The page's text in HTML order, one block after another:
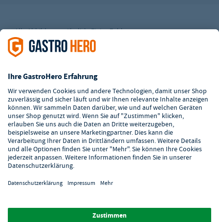
Alle Abbildungen ähnlich. Einige Zahlungsarten
könnenZusatzkostenverursachen.
² Unverbindl. Preisempfehlung des Herstellers
i.H.v. 7,90€ (zzgl. Mwst.)
**Die Tiefpreisgarantie ist nicht mit anderen Aktionen oder
Rabatten kombinierbar.
© 2026 GastroHero - Gastronomiebedarf -